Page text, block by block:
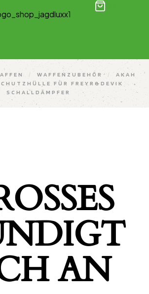
/ WAFFENZUBEHÖR /
AKAH
FÜR FREYR&DEVIK
SCHALLDÄMPFER
K
S
AN